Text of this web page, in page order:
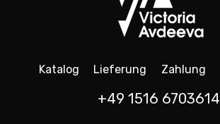
Katalog Lieferung Zahlung
+49 1516 6703614